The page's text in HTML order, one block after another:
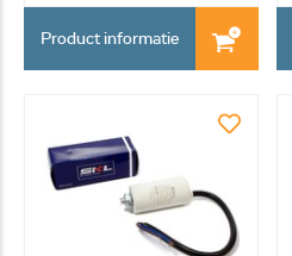
Product informatie